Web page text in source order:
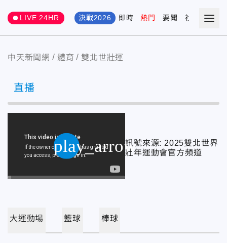
LIVE 24HR 決戰2026 即時 熱門 要聞 社會 娛樂
中天新聞網 體育 雙北世壯運
直播
play_arrow訊號來源: 2025雙北世界
壯年運動會官方頻道
大運動場 籃球 棒球